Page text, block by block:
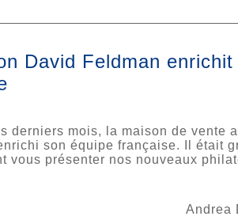
David Feldman
derniers mois, la maison de vente
son équipe française. Il était
vous présenter nos nouveaux
Andrea